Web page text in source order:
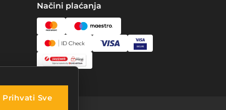
Načini plaćanja
Prihvati Sve